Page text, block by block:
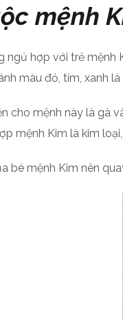
mệnh
ngủ hợp với trẻ mệnh
màu đỏ, tím, xanh
cho mệnh này là gà
mệnh Kim là kim
bé mệnh Kim nên